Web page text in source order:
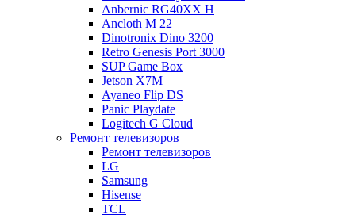
Anbernic RG40XX H
Ancloth М 22
Dinotronix Dino 3200
Retro Genesis Port 3000
SUP Game Box
Jetson X7M
Ayaneo Flip DS
Panic Playdate
Logitech G Cloud
Ремонт телевизоров
Ремонт телевизоров
LG
Samsung
Hisense
TCL